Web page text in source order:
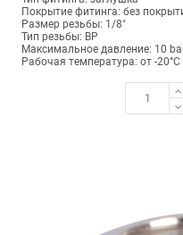
Покрытие фитинга: без
Размер резьбы: 1/8"
Тип резьбы: ВР
Максимальное давление: 10
Рабочая температура: от -20°C